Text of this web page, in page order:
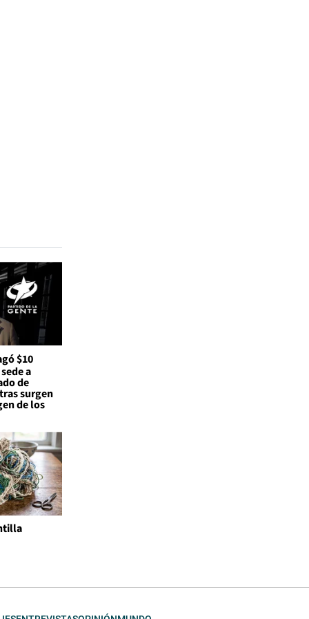
$10
a
de
surgen
de los